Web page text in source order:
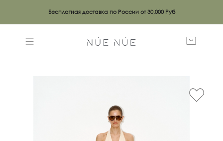
Бесплатная доставка по России от 30,000 Руб